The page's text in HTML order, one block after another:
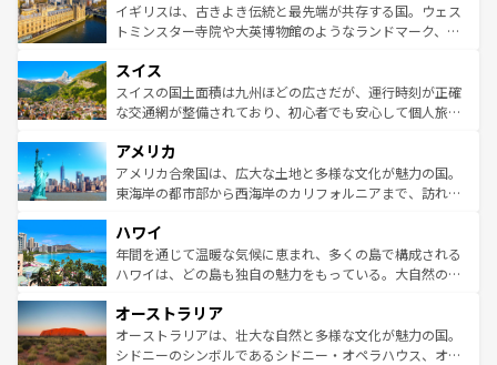
香り高いラベンダー畑など、多彩な楽しみ方が可能だ。さ
らに、パリ以外の地域にも魅力が溢れており、どの街角に
れる地方に足を運ぶとそれぞれで全く異なる文化を体験で
きるだろう。 なお、新着のフランス情報はコンテンツ一覧
を参照してほしい。
ルリンの文化的活気、バイエルン州のアルプスの絶景、そ
してライン川沿いのワイン畑といった風景は必見。ビール
は、お酒好きな人にはぜひ体験してほしい。 なお、新着の
ドイツ情報はコンテンツ一覧を参照してほしい。
イギリスは、古きよき伝統と最先端が共存する国。ウェス
トミンスター寺院や大英博物館のようなランドマーク、歴
リアごとに異なる魅力がある。また、優雅なアフタヌーン
ティー、ビール好きにはたまらない英国パブ、サッカー観
戦など、本場だからこそできる体験も豊富。イギリスを旅
ンツ一覧を参照してほしい。
スイス
スイスの国土面積は九州ほどの広さだが、運行時刻が正確
な交通網が整備されており、初心者でも安心して個人旅行
の建物がそのまま残る町や、スイスならではのユニークな
博物館もあり、アルプス観光だけでなく町歩きも満喫する
ことができる。国民の所得が高いため物価も高いが、旅行
ば市内交通費無料で観光を楽しむこともできる。 なお、新
着のスイス情報はコンテンツ一覧 を参照してほしい。
アメリカ
アメリカ合衆国は、広大な土地と多様な文化が魅力の国。
東海岸の都市部から西海岸のカリフォルニアまで、訪れる
のような巨大都市は、観光、ショッピング、エンターテイ
ンメントが詰まった刺激的なスポットだ。一方、アメリカ
西部には大自然が広がり、グランドキャニオンやイエロー
部のニューオーリンズでは、音楽と美食が融合した独特の
文化が魅力。旅行者はアメリカの各地域で異なる魅力を楽
しみながら、その多様性と豊かな歴史を感じることができ
ハワイ
年間を通じて温暖な気候に恵まれ、多くの島で構成される
ハワイは、どの島も独自の魅力をもっている。大自然の神
ワイ島は見逃せない。また、定番の観光地といえばオアフ
島だが、静かな自然を求めるならマウイ島やカウアイ島が
おすすめ。エメラルドグリーンに輝く海をはじめ、豊かな
オーストラリア
オーストラリアは、壮大な自然と多様な文化が魅力の国。
シドニーのシンボルであるシドニー・オペラハウス、オー